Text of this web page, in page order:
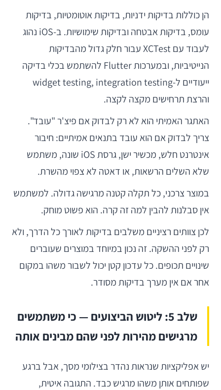
הן כוללות בדיקות ידניות, בדיקות אוטומטיות, בדיקות
עומס, בדיקות אבטחה ובדיקות שימושיות. ב-iOS נהוג
לעבוד עם XCTest עבור חלק גדול מהבדיקות
הנייטיביות, ובמערכות Flutter להשתמש בכלי בדיקה
ייעודיים ל-widget testing, integration testing
והרצת תרחישים מקצה לקצה.
האתגר האמיתי הוא לא רק לבדוק אם פיצ'ר "עובד".
צריך לבדוק אם הוא עובד בתנאים אמיתיים: חיבור
אינטרנט חלש, מכשיר ישן, גרסת iOS שונה, משתמש
שלא השלים הרשאות, או דאטה לא צפוי מהשרת.
במוצר צרכני, כל תקלה קטנה מרגישה גדולה. למשתמש
אין סבלנות להבין למה זה קרה. הוא פשוט מוחק.
לכן צוותים רציניים משלבים בדיקות לאורך כל הדרך, ולא
רק לפני ההשקה. זה נכון במיוחד במוצרים שעוברים
שינויים תכופים. כל עדכון קטן יכול לשבור משהו במקום
אחר אם אין מערך בדיקות מסודר.
שלב 5: ליטוש הביצועים — כי משתמשים
מרגישים מהירות לפני שהם מבינים אותה
יש אפליקציות שנראות נהדר בצילומי מסך, אבל ברגע
שפותחים אותן משהו מרגיש כבד. התגובה איטית,